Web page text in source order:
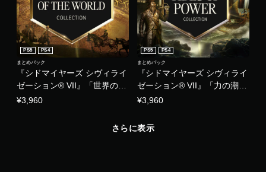
『シドマイヤーズ シヴィライ
ゼーション® VII』「世界の交
差点」コレクション
PS5 PS4
まとめパック
¥3,960
『シドマイヤーズ シヴィライ
ゼーション® VII』「力の潮
流」コレクション
PS5 PS4
まとめパック
¥3,960
さらに表示